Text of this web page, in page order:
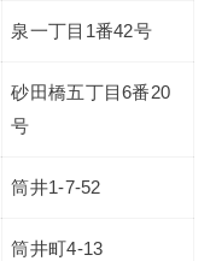
泉一丁目1番42号
砂田橋五丁目6番20
号
筒井1-7-52
筒井町4-13